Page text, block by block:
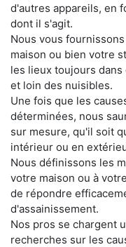
d'autres appareils, en
dont il s'agit.
Nous vous
maison ou bien votre
les lieux toujours
et loin des nuisibles.
Une fois que les
déterminées, nous
sur mesure, qu'il soit
intérieur ou en
Nous définissons les
votre maison ou à
de répondre
d'assainissement.
Nos pros se chargent
recherches sur les